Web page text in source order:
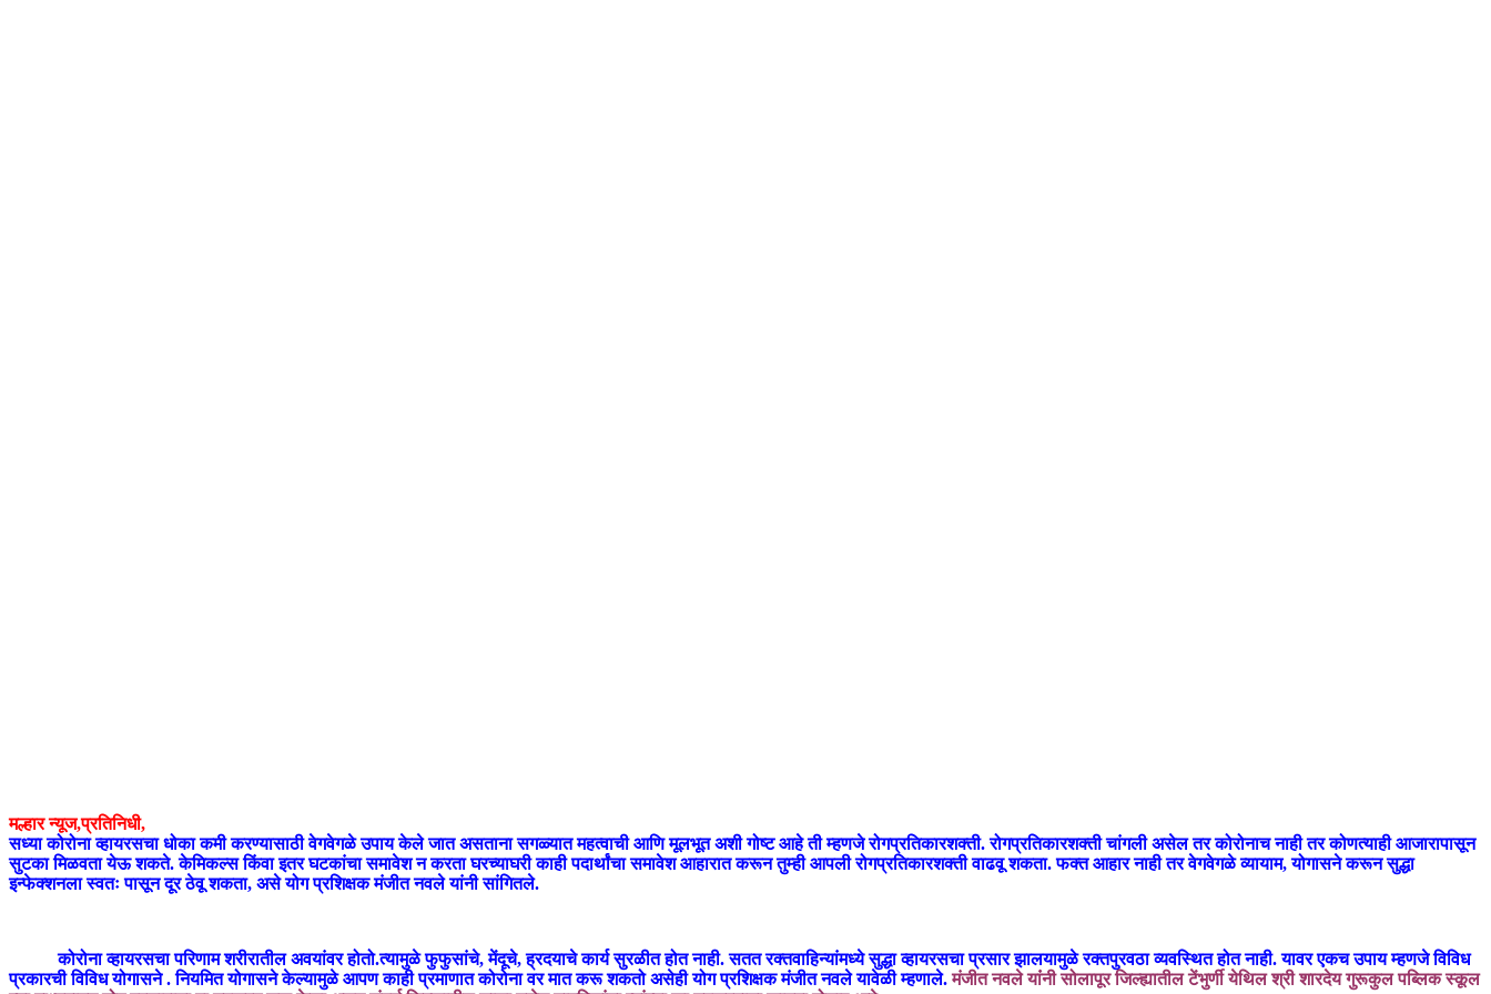
मल्हारन्यूज,प्रतिनिधी,
सध्या कोरोना व्हायरसचा धोका कमी करण्यासाठी वेगवेगळे उपाय केले जात असताना सगळ्यात महत्वाची आणि मूलभूत अशी गोष्ट आहे ती म्हणजे रोगप्रतिकारशक्ती. रोगप्रतिकारशक्ती चांगली असेल तर कोरोनाच नाही तर कोणत्याही आजारापासून
सुटका मिळवता येऊ शकते. केमिकल्स किंवा इतर घटकांचा समावेश न करता घरच्याघरी काही पदार्थांचा समावेश आहारात करून तुम्ही आपली रोगप्रतिकारशक्ती वाढवू शकता. फक्त आहार नाही तर वेगवेगळे व्यायाम, योगासने करून सुद्धा
इन्फेक्शनला स्वतः पासून दूर ठेवू शकता, असे योग प्रशिक्षक मंजीत नवले यांनी सांगितले.
कोरोना व्हायरसचा परिणाम शरीरातील अवयांवर होतो.त्यामुळे फुफुसांचे, मेंदूचे, ह्रदयाचे कार्य सुरळीत होत नाही. सतत रक्तवाहिन्यांमध्ये सुद्धा व्हायरसचा प्रसार झालयामुळे रक्तपुरवठा व्यवस्थित होत नाही. यावर एकच उपाय म्हणजे विविध
प्रकारची विविध योगासने . नियमित योगासने केल्यामुळे आपण काही प्रमाणात कोरोना वर मात करू शकतो असेही योग प्रशिक्षक मंजीत नवले यावेळी म्हणाले.मंजीत नवले यांंनी सोलापूर जिल्ह्यातील टेंभुर्णी येथिल श्री शारदेय गुरूकुल पब्लिक स्कूल